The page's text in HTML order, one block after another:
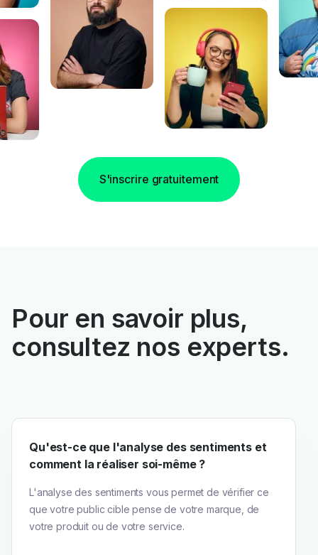
S'inscrire gratuitement
Pour en savoir plus,
consultez nos experts.
Qu'est-ce que l'analyse des sentiments et
comment la réaliser soi-même ?
L'analyse des sentiments vous permet de vérifier ce
que votre public cible pense de votre marque, de
votre produit ou de votre service.